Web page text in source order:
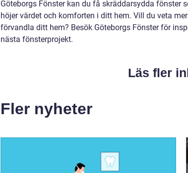
Göteborgs Fönster kan du få skräddarsydda fönster
höjer värdet och komforten i ditt hem. Vill du veta
förvandla ditt hem? Besök Göteborgs Fönster för
nästa fönsterprojekt.
Läs fler
Fler nyheter